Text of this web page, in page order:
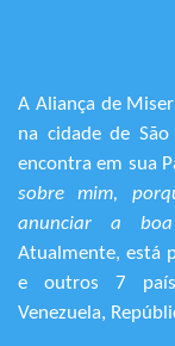
A Aliança de
na cidade de
encontra em sua
sobre mim,
anunciar a
Atualmente, está
e outros 7
Venezuela,